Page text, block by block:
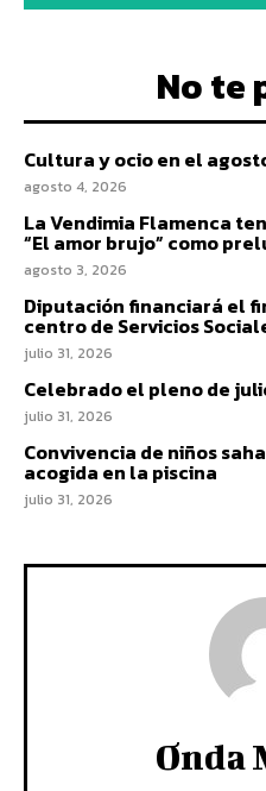
No te
Cultura y ocio en el
agosto 4, 2026
La Vendimia Flamenca
“El amor brujo” como
agosto 3, 2026
Diputación financiará el
centro de Servicios
julio 31, 2026
Celebrado el pleno de
julio 31, 2026
Convivencia de niños
acogida en la piscina
julio 31, 2026
Onda